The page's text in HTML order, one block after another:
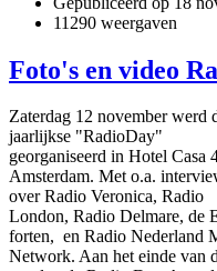
11290 weergaven
Foto's en video
Zaterdag 12 november werd
jaarlijkse "RadioDay"
georganiseerd in Hotel Casa
Amsterdam. Met o.a.
over Radio Veronica, Radio
London, Radio Delmare, de
forten, en Radio Nederland
Network. Aan het einde van